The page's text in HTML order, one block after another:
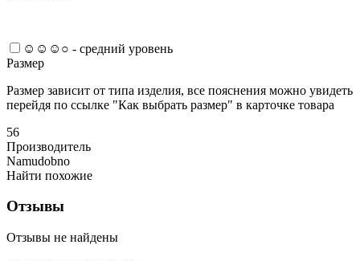
☺☺☺○ - средний уровень
Размер
Размер зависит от типа изделия, все пояснения можно увидеть
перейдя по ссылке "Как выбрать размер" в карточке товара
56
Производитель
Namudobno
Найти похожие
Отзывы
Отзывы не найдены